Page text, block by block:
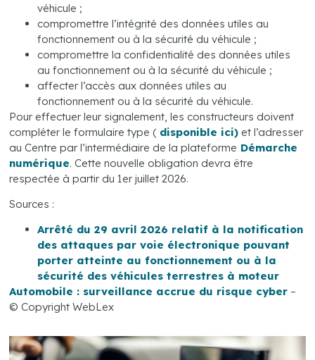
véhicule ;
compromettre l’intégrité des données utiles au
fonctionnement ou à la sécurité du véhicule ;
compromettre la confidentialité des données utiles
au fonctionnement ou à la sécurité du véhicule ;
affecter l’accès aux données utiles au
fonctionnement ou à la sécurité du véhicule.
Pour effectuer leur signalement, les constructeurs doivent
compléter le formulaire type ( disponible ici) et l’adresser
au Centre par l’intermédiaire de la plateforme Démarche
numérique. Cette nouvelle obligation devra être
respectée à partir du 1er juillet 2026.
Sources :
Arrêté du 29 avril 2026 relatif à la notification
des attaques par voie électronique pouvant
porter atteinte au fonctionnement ou à la
sécurité des véhicules terrestres à moteur
Automobile : surveillance accrue du risque cyber –
© Copyright WebLex